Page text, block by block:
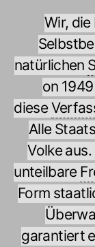
Wir,
natürlichen
on
diese
Alle
Volke
unteilbare
Form
garantiert